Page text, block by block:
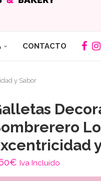
CONTACTO
y Sabor
€ Iva Incluido